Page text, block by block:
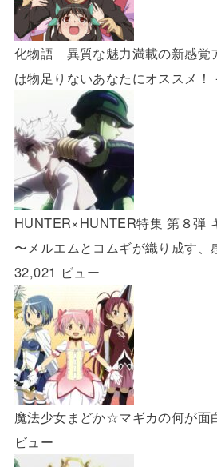
化物語 異質な魅力満載の新感覚
は物足りないあなたにオススメ！
HUNTER×HUNTER特集 第８弾
〜メルエムとコムギが織り成す、
32,021 ビュー
魔法少女まどか☆マギカの何が面
ビュー